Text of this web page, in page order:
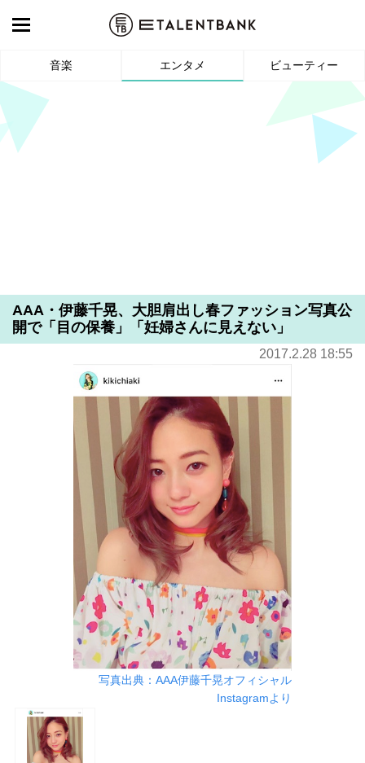
音楽 エンタメ ビューティー
AAA・伊藤千晃、大胆肩出し春ファッション写真公
開で「目の保養」「妊婦さんに見えない」
2017.2.28 18:55
写真出典：AAA伊藤千晃オフィシャル
Instagramより